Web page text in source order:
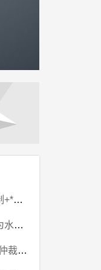
商标代理机构进入“强监管时代”：备案制+*高···
“苹果”能注册为手机商标，却不能注册为水果商···
单位没交社保？朱星仲裁员告诉你除了仲裁还有这···